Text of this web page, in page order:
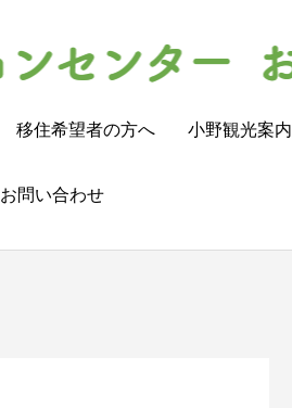
移住希望者の方へ 小野観光案内
お問い合わせ